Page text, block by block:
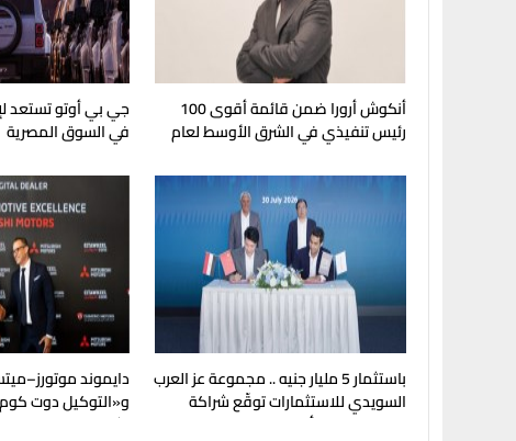
أنكوش أرورا ضمن قائمة أقوى 100
رئيس تنفيذي في الشرق الأوسط لعام
في السوق المصرية
باستثمار 5 مليار جنيه .. مجموعة عز العرب
السويدي للاستثمارات توقّع شراكة
استراتيجية مع أومودا وجايكو
دايموند
و«التوكيل دوت
لشراء سيارات